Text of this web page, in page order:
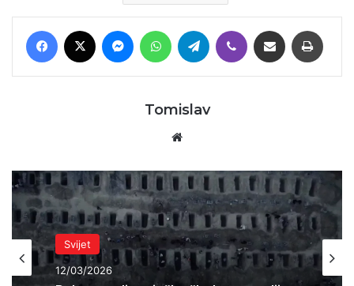
Facebook MessengerWhatsAppTelegram Viber Podijeli putem E-maila
Tomislav
Svijet
Svijet
07/03/2026